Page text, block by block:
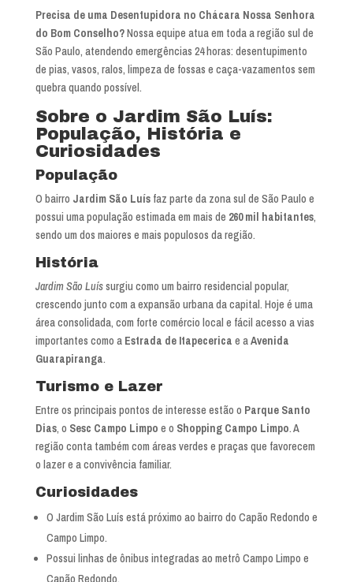
Precisa de uma Desentupidora no Chácara Nossa Senhora
do Bom Conselho?Nossa equipe atua em toda a região sul de
São Paulo, atendendo emergências 24 horas: desentupimento
de pias, vasos, ralos, limpeza de fossas e caça-vazamentos sem
quebra quando possível.
Sobre o Jardim São Luís:
População, História e
Curiosidades
População
O bairro Jardim São Luísfaz parte da zona sul de São Paulo e
possui uma população estimada em mais de 260 mil habitantes,
sendo um dos maiores e mais populosos da região.
História
Jardim São Luíssurgiu como um bairro residencial popular,
crescendo junto com a expansão urbana da capital. Hoje é uma
área consolidada, com forte comércio local e fácil acesso a vias
importantes como a Estrada de Itapecerica e aAvenida
Guarapiranga.
Turismo e Lazer
Entre os principais pontos de interesse estão o Parque Santo
Dias, o Sesc Campo Limpo e o Shopping Campo Limpo. A
região conta também com áreas verdes e praças que favorecem
o lazer e a convivência familiar.
Curiosidades
O Jardim São Luís está próximo ao bairro do Capão Redondo e
Campo Limpo.
Possui linhas de ônibus integradas ao metrô Campo Limpo e
Capão Redondo.